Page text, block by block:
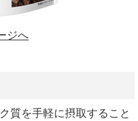
ジへ
質を手軽に摂取すること